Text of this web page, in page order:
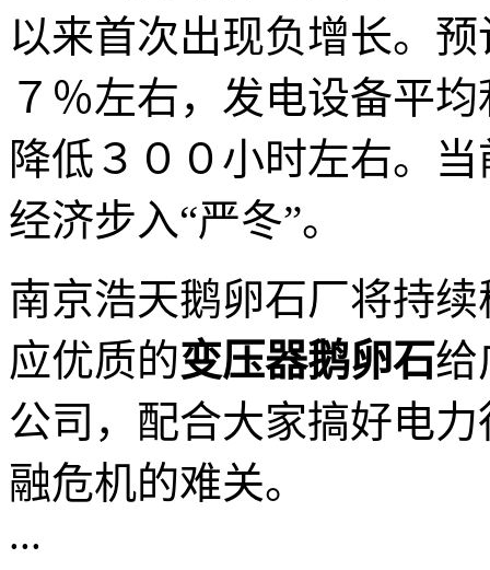
以来首次出现负增长。
７％左右，发电设备平
降低３００小时左右。
经济步入“严冬”。
南京浩天鹅卵石厂将持
应优质的变压器鹅卵石给
公司，配合大家搞好电
融危机的难关。
...